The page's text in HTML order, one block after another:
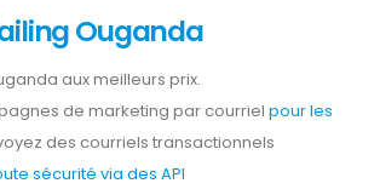
Ouganda
aux meilleurs prix.
de marketing par courriel pour les
des courriels transactionnels
sécurité via des API